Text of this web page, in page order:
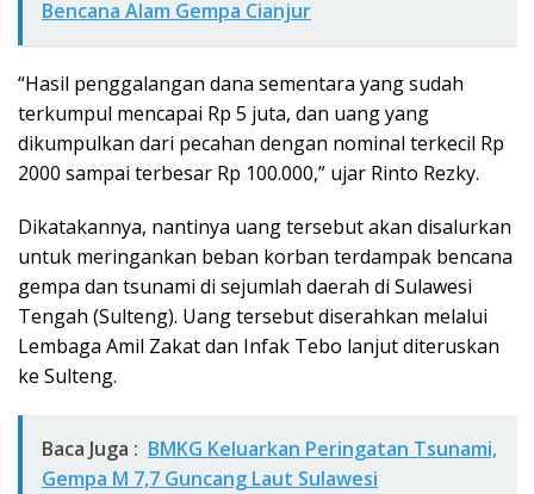
Bencana Alam Gempa Cianjur
“Hasil penggalangan dana sementara yang sudah
terkumpul mencapai Rp 5 juta, dan uang yang
dikumpulkan dari pecahan dengan nominal terkecil Rp
2000 sampai terbesar Rp 100.000,” ujar Rinto Rezky.
Dikatakannya, nantinya uang tersebut akan disalurkan
untuk meringankan beban korban terdampak bencana
gempa dan tsunami di sejumlah daerah di Sulawesi
Tengah (Sulteng). Uang tersebut diserahkan melalui
Lembaga Amil Zakat dan Infak Tebo lanjut diteruskan
ke Sulteng.
Baca Juga : BMKG Keluarkan Peringatan Tsunami,
Gempa M 7,7 Guncang Laut Sulawesi